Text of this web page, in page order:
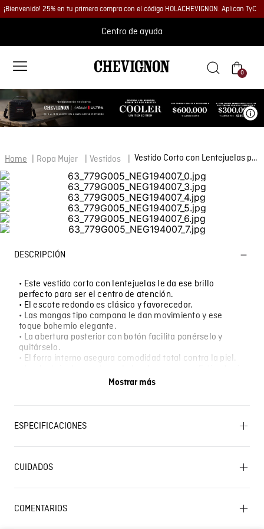
¡Bienvenido! 25% en tu primera compra con el código HOLACHEVIGNON. Aplican TyC
Centro de ayuda
0
Ropa Mujer Vestidos Vestido Corto con Lentejuelas para Mujer
DESCRIPCIÓN
• Este vestido corto con lentejuelas le da ese brillo
perfecto para ser el centro de atención.
• El escote redondo es clásico y favorecedor.
• Las mangas tipo campana le dan movimiento y ese
toque bohemio elegante.
• La abertura posterior con botón facilita ponérselo y
quitárselo.
• El forro interno asegura comodidad total contra la piel.
ser demasiado llamativo.
eventos especiales, cenas elegantes o cuando quiere
Mostrar más
ESPECIFICACIONES
LAVADO: Lavar a mano. Temperatura máxima 40 ºC.
OTROS: No retorcer ni exprimir. OTROS: No remojar.
máquina. OTROS: Lavar separadamente. SECADO:
BLANQUEADO: No usar blanqueador.
CUIDADOS
COMENTARIOS